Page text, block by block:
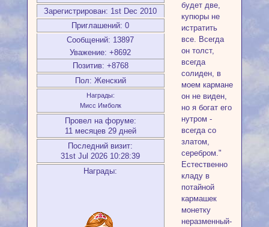
Зарегистрирован: 1st Dec 2010
Приглашений: 0
Сообщений: 13897
Уважение: +8692
Позитив: +8768
Пол: Женский
Награды:
Мисс Имболк
Провел на форуме:
11 месяцев 29 дней
Последний визит:
31st Jul 2026 10:28:39
Награды:
будет две,
купюры не
истратить
все. Всегда
он толст,
всегда
солиден, в
моем кармане
он не виден,
но я богат его
нутром -
всегда со
златом,
серебром."
Естественно
кладу в
потайной
кармашек
монетку
неразменный-